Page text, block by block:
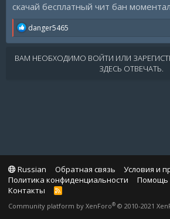
скачай бесплатный чит бан
R
a
c
t
danger5465
ВАМ НЕОБХОДИМО ВОЙТИ ИЛИ
ЗДЕСЬ ОТВЕЧАТЬ.
Russian Обратная связь
Условия и
Политика конфиденциальности
Помощь
Контакты
R
S
Community platform by XenForo® © 2010-2021